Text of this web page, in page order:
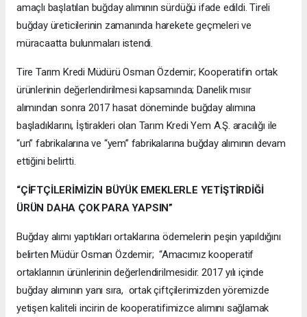
amaçlı başlatılan buğday alımının sürdüğü ifade edildi. Tireli
buğday üreticilerinin zamanında harekete geçmeleri ve
müracaatta bulunmaları istendi.
Tire Tarım Kredi Müdürü Osman Özdemir; Kooperatifin ortak
ürünlerinin değerlendirilmesi kapsamında; Danelik mısır
alımından sonra 2017 hasat döneminde buğday alımına
başladıklarını, İştirakleri olan Tarım Kredi Yem A.Ş. aracılığı ile
“un” fabrikalarına ve “yem” fabrikalarına buğday alımının devam
ettiğini belirtti.
“ÇİFTÇİLERİMİZİN BÜYÜK EMEKLERLE YETİŞTİRDİĞİ
ÜRÜN DAHA ÇOK PARA YAPSIN”
Buğday alımı yaptıkları ortaklarına ödemelerin peşin yapıldığını
belirten Müdür Osman Özdemir; “Amacımız kooperatif
ortaklarının ürünlerinin değerlendirilmesidir. 2017 yılı içinde
buğday alımının yanı sıra, ortak çiftçilerimizden yöremizde
yetişen kaliteli incirin de kooperatifimizce alımını sağlamak